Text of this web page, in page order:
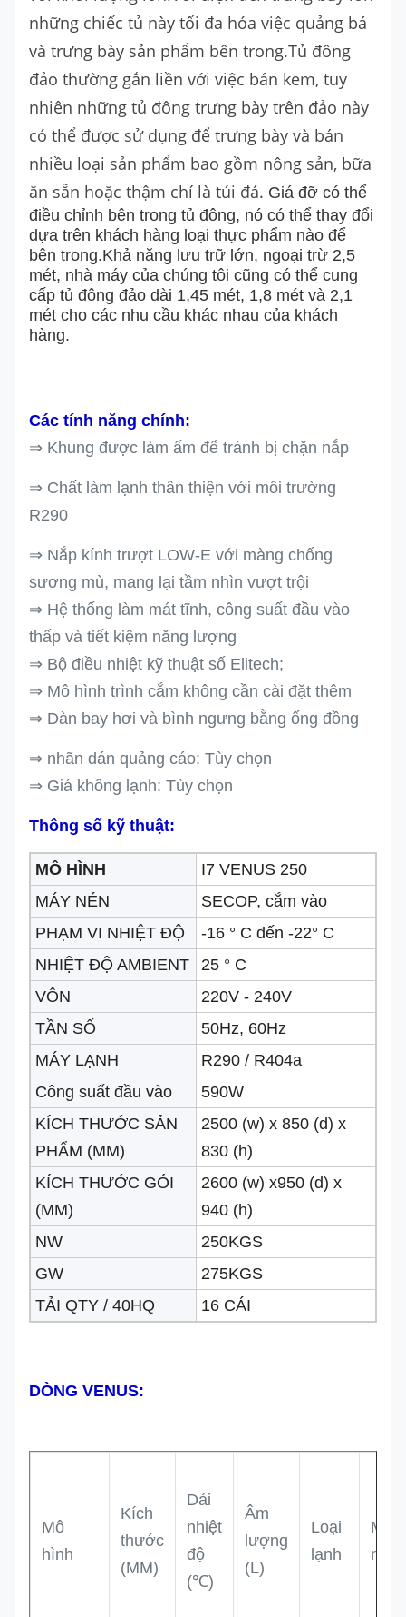
những chiếc tủ này tối đa hóa việc quảng bá
và trưng bày sản phẩm bên trong.Tủ đông
đảo thường gắn liền với việc bán kem, tuy
nhiên những tủ đông trưng bày trên đảo này
có thể được sử dụng để trưng bày và bán
nhiều loại sản phẩm bao gồm nông sản, bữa
ăn sẵn hoặc thậm chí là túi đá. Giá đỡ có thể
điều chỉnh bên trong tủ đông, nó có thể thay đổi
dựa trên khách hàng loại thực phẩm nào để
bên trong.Khả năng lưu trữ lớn, ngoại trừ 2,5
mét, nhà máy của chúng tôi cũng có thể cung
cấp tủ đông đảo dài 1,45 mét, 1,8 mét và 2,1
mét cho các nhu cầu khác nhau của khách
hàng.
Các tính năng chính:
⇒ Khung được làm ấm để tránh bị chặn nắp
⇒ Chất làm lạnh thân thiện với môi trường
R290
⇒ Nắp kính trượt LOW-E với màng chống
sương mù, mang lại tầm nhìn vượt trội
⇒ Hệ thống làm mát tĩnh, công suất đầu vào
thấp và tiết kiệm năng lượng
⇒ Bộ điều nhiệt kỹ thuật số Elitech;
⇒ Mô hình trình cắm không cần cài đặt thêm
⇒ Dàn bay hơi và bình ngưng bằng ống đồng
⇒ nhãn dán quảng cáo: Tùy chọn
⇒ Giá không lạnh: Tùy chọn
Thông số kỹ thuật:
MÔ HÌNH
I7 VENUS 250
MÁY NÉN
SECOP, cắm vào
PHẠM VI NHIỆT ĐỘ
-16 ° C đến -22° C
NHIỆT ĐỘ AMBIENT
25 ° C
VÔN
220V - 240V
TẦN SỐ
50Hz, 60Hz
MÁY LẠNH
R290 / R404a
Công suất đầu vào
590W
KÍCH THƯỚC SẢN
PHẨM (MM)
2500 (w) x 850 (d) x
830 (h)
KÍCH THƯỚC GÓI
(MM)
2600 (w) x950 (d) x
940 (h)
NW
250KGS
GW
275KGS
TẢI QTY / 40HQ
16 CÁI
DÒNG VENUS:
Mô
hình
Kích
thước
(MM)
Dải
nhiệt
độ
(℃)
Âm
lượng
(L)
Loại
lạnh
Máy
nén